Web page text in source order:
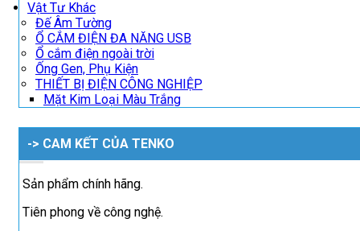
Vật Tư Khác
Đế Âm Tường
Ổ CẮM ĐIỆN ĐA NĂNG USB
Ổ cắm điện ngoài trời
Ống Gen, Phụ Kiện
THIẾT BỊ ĐIỆN CÔNG NGHIỆP
Mặt Kim Loại Màu Trắng
-> CAM KẾT CỦA TENKO
Sản phẩm chính hãng.
Tiên phong về công nghệ.